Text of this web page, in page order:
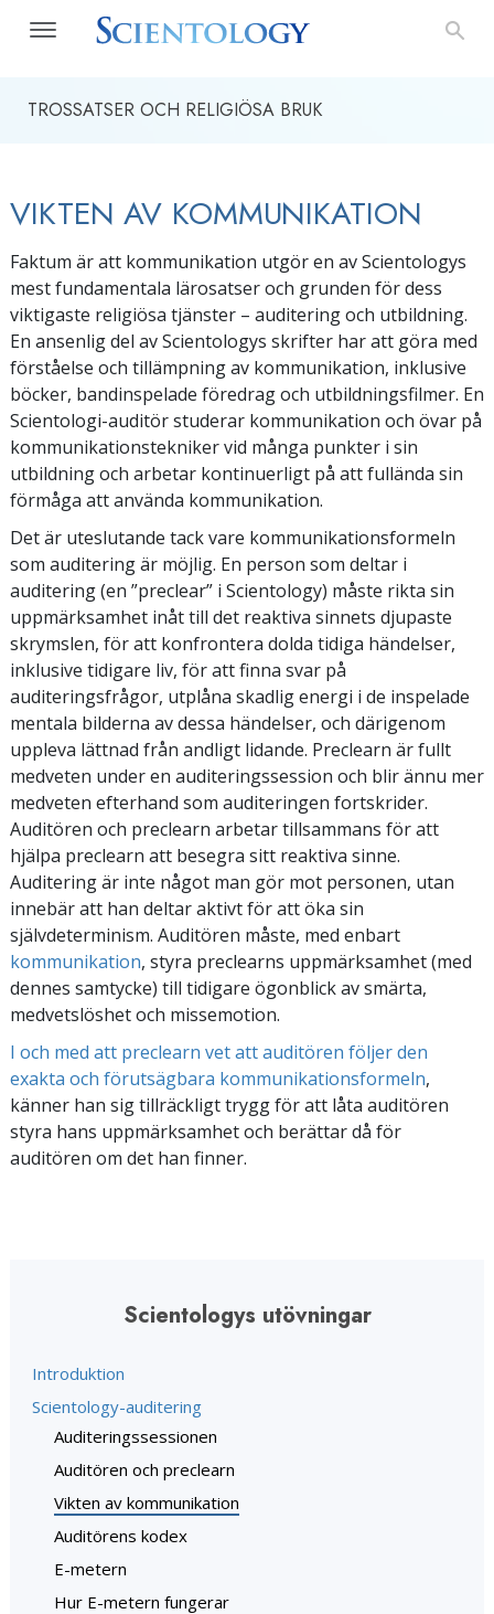
TROSSATSER OCH RELIGIÖSA BRUK
VIKTEN AV KOMMUNIKATION
Faktum är att kommunikation utgör en av Scientologys
mest fundamentala lärosatser och grunden för dess
viktigaste religiösa tjänster – auditering och utbildning.
En ansenlig del av Scientologys skrifter har att göra med
förståelse och tillämpning av kommunikation, inklusive
böcker, bandinspelade föredrag och utbildningsfilmer. En
Scientologi-auditör studerar kommunikation och övar på
kommunikationstekniker vid många punkter i sin
utbildning och arbetar kontinuerligt på att fullända sin
förmåga att använda kommunikation.
Det är uteslutande tack vare kommunikationsformeln
som auditering är möjlig. En person som deltar i
auditering (en ”preclear” i Scientology) måste rikta sin
uppmärksamhet inåt till det reaktiva sinnets djupaste
skrymslen, för att konfrontera dolda tidiga händelser,
inklusive tidigare liv, för att finna svar på
auditeringsfrågor, utplåna skadlig energi i de inspelade
mentala bilderna av dessa händelser, och därigenom
uppleva lättnad från andligt lidande. Preclearn är fullt
medveten under en auditeringssession och blir ännu mer
medveten efterhand som auditeringen fortskrider.
Auditören och preclearn arbetar tillsammans för att
hjälpa preclearn att besegra sitt reaktiva sinne.
Auditering är inte något man gör mot personen, utan
innebär att han deltar aktivt för att öka sin
självdeterminism. Auditören måste, med enbart
kommunikation, styra preclearns uppmärksamhet (med
dennes samtycke) till tidigare ögonblick av smärta,
medvetslöshet och missemotion.
I och med att preclearn vet att auditören följer den
exakta och förutsägbara kommunikationsformeln,
känner han sig tillräckligt trygg för att låta auditören
styra hans uppmärksamhet och berättar då för
auditören om det han finner.
Scientologys utövningar
Introduktion
Scientology-auditering
Auditeringssessionen
Auditören och preclearn
Vikten av kommunikation
Auditörens kodex
E-metern
Hur E-metern fungerar